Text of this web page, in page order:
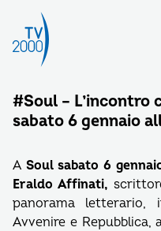
#Soul – L’incontro
sabato 6 gennaio
A Soul sabato 6
Eraldo Affinati,
panorama letterario,
Avvenire e